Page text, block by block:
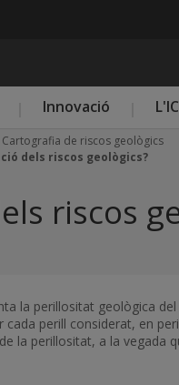
Innovació
Cartografia de riscos geològics
dels riscos geològics?
riscos
la perillositat geològica
perill considerat, en
perillositat, a la vegada